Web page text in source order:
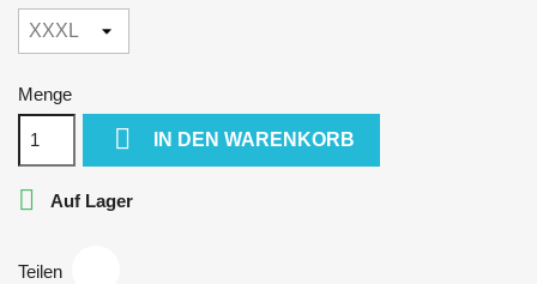
Menge
 IN DEN WARENKORB
 Auf Lager
Teilen